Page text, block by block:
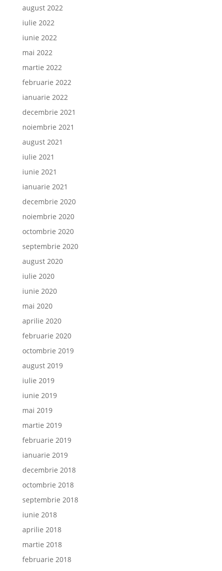
august 2022
iulie 2022
iunie 2022
mai 2022
martie 2022
februarie 2022
ianuarie 2022
decembrie 2021
noiembrie 2021
august 2021
iulie 2021
iunie 2021
ianuarie 2021
decembrie 2020
noiembrie 2020
octombrie 2020
septembrie 2020
august 2020
iulie 2020
iunie 2020
mai 2020
aprilie 2020
februarie 2020
octombrie 2019
august 2019
iulie 2019
iunie 2019
mai 2019
martie 2019
februarie 2019
ianuarie 2019
decembrie 2018
octombrie 2018
septembrie 2018
iunie 2018
aprilie 2018
martie 2018
februarie 2018